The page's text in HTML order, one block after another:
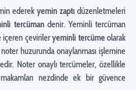
ederekyemin zaptı düzenletmeleri
tercümandenir. Yeminli tercüman
içeren çevirileryeminli tercümeolarak
huzurunda onaylanması işlemine
Noter onaylı tercümeler, özellikle
nezdinde ek bir güvence